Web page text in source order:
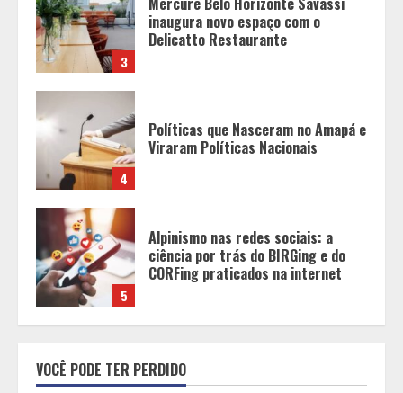
4
Políticas que Nasceram no Amapá e
Viraram Políticas Nacionais
5
Alpinismo nas redes sociais: a
ciência por trás do BIRGing e do
CORFing praticados na internet
1
Tecnologia que “lê” o solo
transforma manejo agrícola e
comprova ganhos de produtividade
perfeitos” da internet: Como a
busca por uma criação idealizada
VOCÊ PODE TER PERDIDO